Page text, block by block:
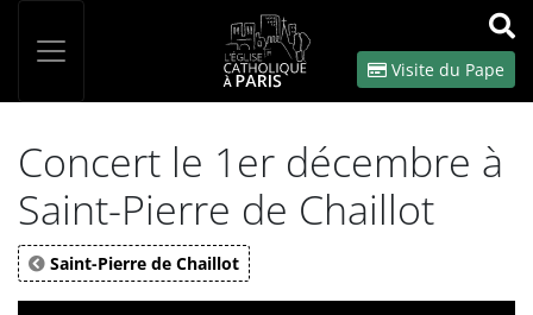
OK
Visite du Pape
Concert le 1er décembre à
Saint-Pierre de Chaillot
Saint-Pierre de Chaillot
Panneau de gestion des cookies